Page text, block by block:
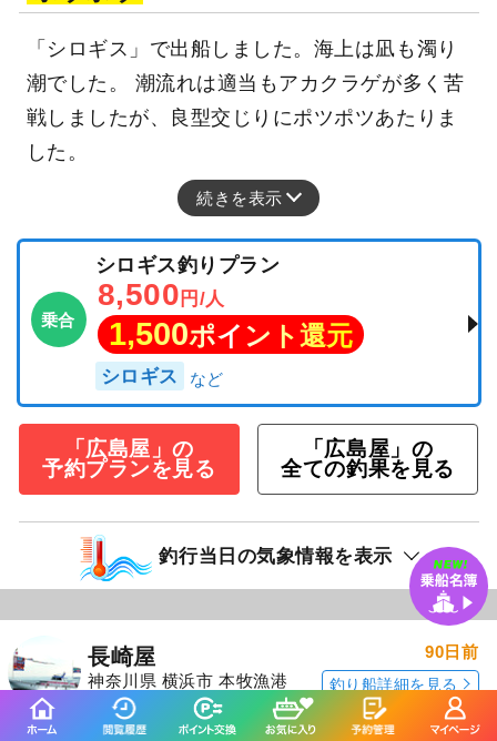
「シロギス」で出船しました。海上は凪も濁り
潮でした。 潮流れは適当もアカクラゲが多く苦
戦しましたが、良型交じりにポツポツあたりま
した。
続きを表示
乗合
シロギス釣りプラン
8,500 円/人
1,500ポイント還元
シロギス
「広島屋」の
予約プランを見る
「広島屋」の
全ての釣果を見る
釣行当日の気象情報を表示
長崎屋
神奈川県 横浜市 本牧漁港
90日前
釣り船詳細を見る